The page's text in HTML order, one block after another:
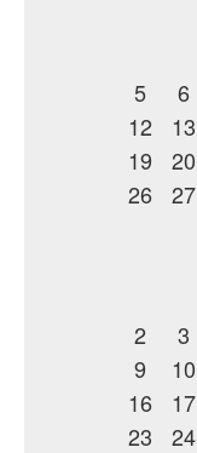
5
6
12
13
19
20
26
27
2
3
9
10
16
17
23
24